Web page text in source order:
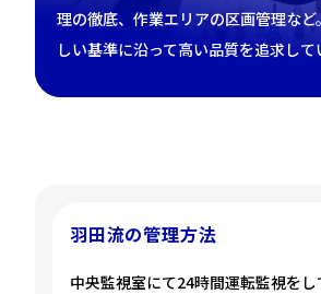
理の徹底、作業エリアの区画管理な
しい基準に沿って高い品質を追求して
羽田流の管理方法
中央監視室にて24時間運転監視をし